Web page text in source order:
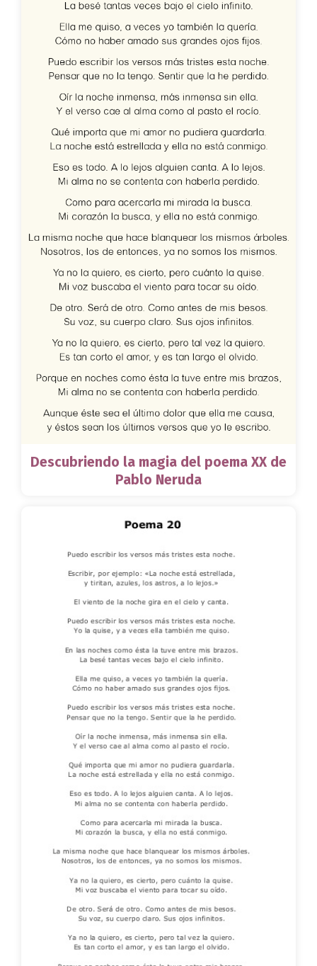
Descubriendo la magia del poema XX de
Pablo Neruda